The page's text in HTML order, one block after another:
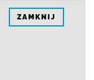
ZAMKNIJ